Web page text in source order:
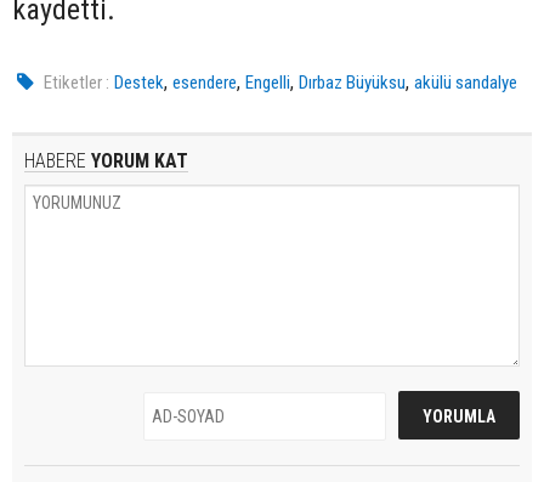
kaydetti.
Etiketler : Destek,esendere,Engelli,Dırbaz Büyüksu,akülü sandalye
HABERE YORUM KAT